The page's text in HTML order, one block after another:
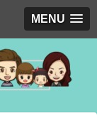
MENU